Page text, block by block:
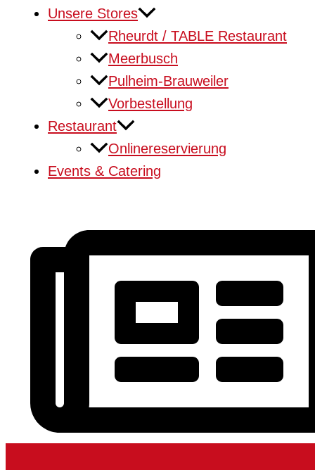
Unsere Stores
Rheurdt / TABLE Restaurant
Meerbusch
Pulheim-Brauweiler
Vorbestellung
Restaurant
Onlinereservierung
Events & Catering